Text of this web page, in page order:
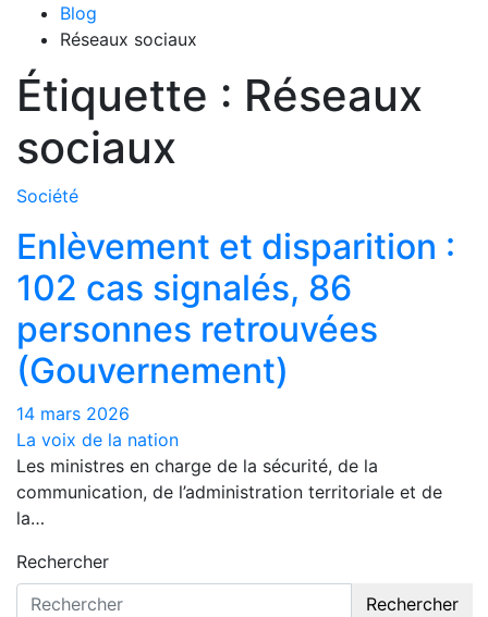
Blog
Réseaux sociaux
Étiquette : Réseaux
sociaux
Société
Enlèvement et disparition :
102 cas signalés, 86
personnes retrouvées
(Gouvernement)
14 mars 2026
La voix de la nation
Les ministres en charge de la sécurité, de la
communication, de l’administration territoriale et de
la…
Rechercher
Rechercher